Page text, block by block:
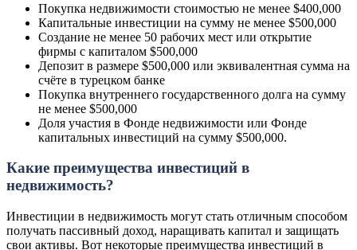
Покупка недвижимости стоимостью не менее $400,000
Капитальные инвестиции на сумму не менее $500,000
Создание не менее 50 рабочих мест или открытие
фирмы с капиталом $500,000
Депозит в размере $500,000 или эквивалентная сумма на
счёте в турецком банке
Покупка внутреннего государственного долга на сумму
не менее $500,000
Доля участия в Фонде недвижимости или Фонде
капитальных инвестиций на сумму $500,000.
Какие преимущества инвестиций в
недвижимость?
Инвестиции в недвижимость могут стать отличным способом
получать пассивный доход, наращивать капитал и защищать
свои активы. Вот некоторые преимущества инвестиций в